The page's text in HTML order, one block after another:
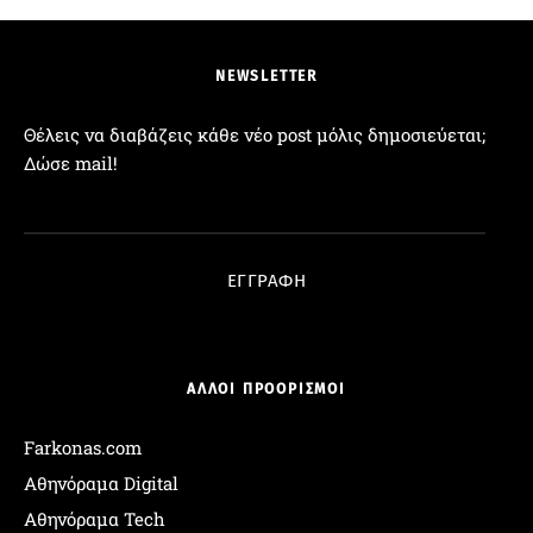
NEWSLETTER
Θέλεις να διαβάζεις κάθε νέο post μόλις δημοσιεύεται;
Δώσε mail!
ΕΓΓΡΑΦΗ
ΑΛΛΟΙ ΠΡΟΟΡΙΣΜΟΙ
Farkonas.com
Αθηνόραμα Digital
Αθηνόραμα Tech